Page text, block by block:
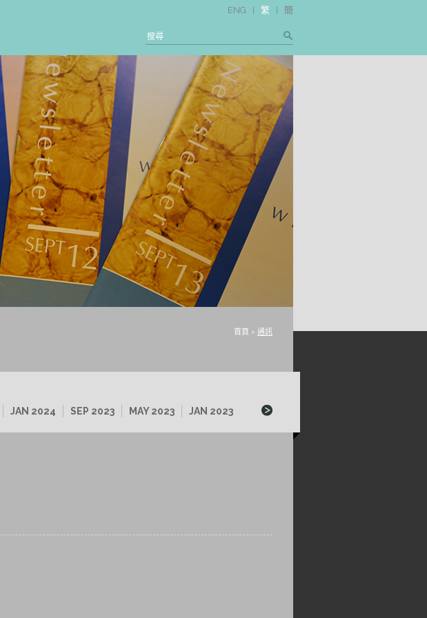
ENG 繁 簡
首頁 > 通訊
JAN 2024 SEP 2023 MAY 2023 JAN 2023 SEP 2022